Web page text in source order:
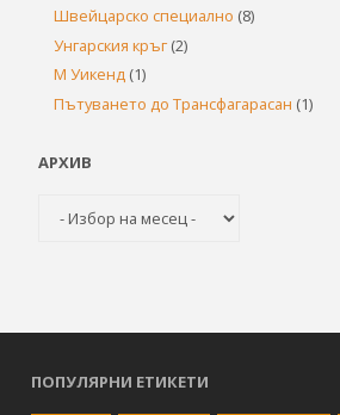
Швейцарско специално (8)
Унгарския кръг (2)
М Уикенд (1)
Пътуването до Трансфагарасан (1)
АРХИВ
ПОПУЛЯРНИ ЕТИКЕТИ